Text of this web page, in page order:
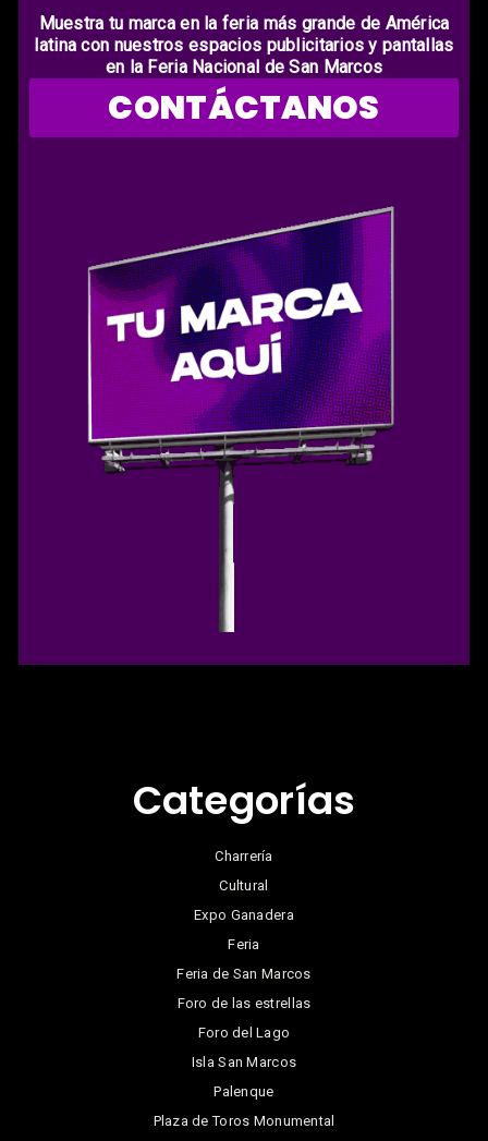
Muestra tu marca en la feria más grande de América
latina con nuestros espacios publicitarios y pantallas
en la Feria Nacional de San Marcos
CONTÁCTANOS
Categorías
Charrería
Cultural
Expo Ganadera
Feria
Feria de San Marcos
Foro de las estrellas
Foro del Lago
Isla San Marcos
Palenque
Plaza de Toros Monumental